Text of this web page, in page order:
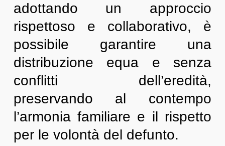
adottando un approccio
rispettoso e collaborativo, è
possibile garantire una
distribuzione equa e senza
conflitti dell’eredità,
preservando al contempo
l’armonia familiare e il rispetto
per le volontà del defunto.